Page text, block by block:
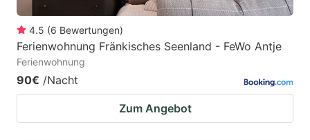
4.5 (6 Bewertungen)
Ferienwohnung Fränkisches Seenland - FeWo Antje
Ferienwohnung
90€ /Nacht
Zum Angebot